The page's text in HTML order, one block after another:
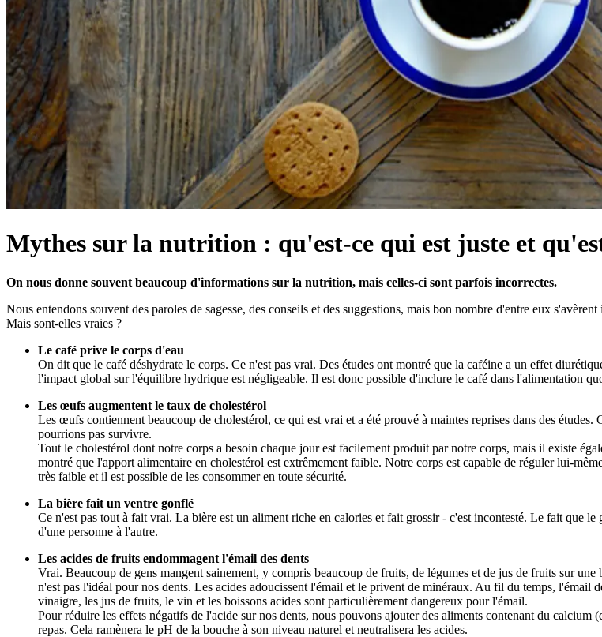
Mythes sur la nutrition : qu'est-ce qui est juste et
On nous donne souvent beaucoup d'informations sur la nutrition, mais celles-ci sont parfois incorrectes.
Nous entendons souvent des paroles de sagesse, des conseils et des suggestions, mais bon nombre d'entre eux
Mais sont-elles vraies ?
Le café prive le corps d'eau
On dit que le café déshydrate le corps. Ce n'est pas vrai. Des études ont montré que la caféine a un effet
l'impact global sur l'équilibre hydrique est négligeable. Il est donc possible d'inclure le café dans l'alimentation
Les œufs augmentent le taux de cholestérol
Les œufs contiennent beaucoup de cholestérol, ce qui est vrai et a été prouvé à maintes reprises dans des
pourrions pas survivre.
Tout le cholestérol dont notre corps a besoin chaque jour est facilement produit par notre corps, mais il existe
montré que l'apport alimentaire en cholestérol est extrêmement faible. Notre corps est capable de réguler lui-
très faible et il est possible de les consommer en toute sécurité.
La bière fait un ventre gonflé
Ce n'est pas tout à fait vrai. La bière est un aliment riche en calories et fait grossir - c'est incontesté. Le fait que
d'une personne à l'autre.
Les acides de fruits endommagent l'émail des dents
Vrai. Beaucoup de gens mangent sainement, y compris beaucoup de fruits, de légumes et de jus de fruits sur
n'est pas l'idéal pour nos dents. Les acides adoucissent l'émail et le privent de minéraux. Au fil du temps,
vinaigre, les jus de fruits, le vin et les boissons acides sont particulièrement dangereux pour l'émail.
Pour réduire les effets négatifs de l'acide sur nos dents, nous pouvons ajouter des aliments contenant du
repas. Cela ramènera le pH de la bouche à son niveau naturel et neutralisera les acides.